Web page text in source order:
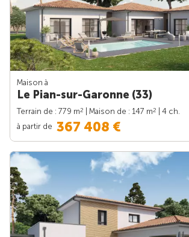
Maison à
Le Pian-sur-Garonne (33)
Terrain de : 779 m2 | Maison de : 147 m2
| 4 ch.
à partir de 367 408 €